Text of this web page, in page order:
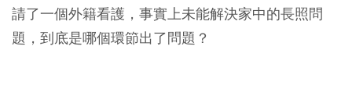
請了一個外籍看護，事實上未能解決家中的長照問
題，到底是哪個環節出了問題？